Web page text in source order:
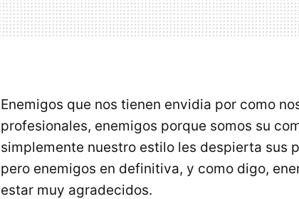
Enemigos que nos tienen envidia por como
profesionales, enemigos porque somos su
simplemente nuestro estilo les despierta sus
pero enemigos en definitiva, y como digo,
estar muy agradecidos.